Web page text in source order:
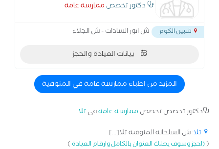
دكتور تخصص ممارسة عامة
شبين الكوم ش انور السادات - ش الجلاء
بيانات العيادة والحجز
المزيد من اطباء ممارسة عامة في المنوفية
دكتور تخصص تخصص ممارسة عامةفي تلا
تلا: ش السلخانة المنوفية تلا[...]
((احجز وسوف يصلك العنوان بالكامل وارقام العيادة)